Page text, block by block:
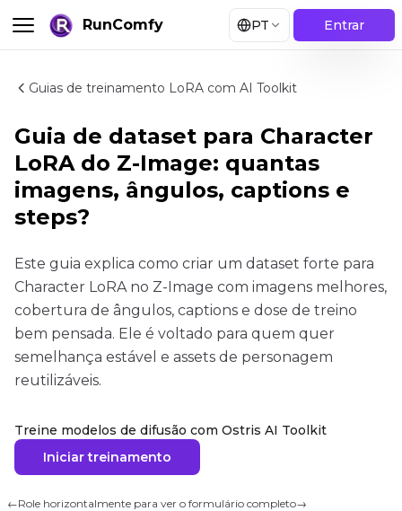
RunComfy PT Entrar
Guias de treinamento LoRA com AI Toolkit
Guia de dataset para Character
LoRA do Z-Image: quantas
imagens, ângulos, captions e
steps?
Este guia explica como criar um dataset forte para
Character LoRA no Z-Image com imagens melhores,
cobertura de ângulos, captions e dose de treino
bem pensada. Ele é voltado para quem quer
semelhança estável e assets de personagem
reutilizáveis.
Treine modelos de difusão com Ostris AI Toolkit
Iniciar treinamento
←Role horizontalmente para ver o formulário completo→